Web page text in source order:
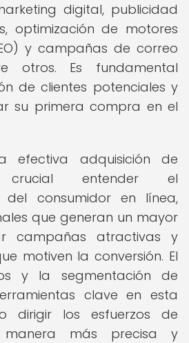
digital, publicidad
optimización de motores
y campañas de correo
otros. Es fundamental
de clientes potenciales y
su primera compra en el
efectiva adquisición de
entender el
del consumidor en línea,
que generan un mayor
campañas atractivas y
motiven la conversión. El
y la segmentación de
clave en esta
dirigir los esfuerzos de
manera más precisa y